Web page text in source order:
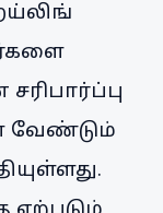
வேண்டும்